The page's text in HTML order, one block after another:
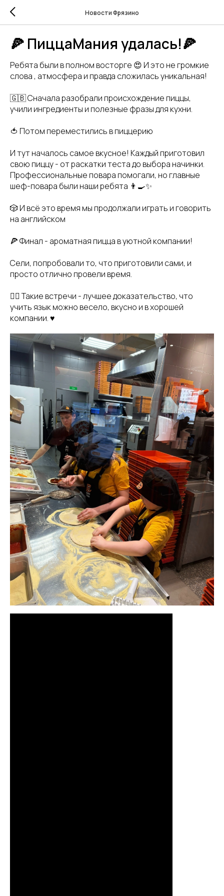
Новости Фрязино
🍕 ПиццаМания удалась!🍕
Ребята были в полном восторге 😍 И это не громкие
слова , атмосфера и правда сложилась уникальная!
🇬🇧 Сначала разобрали происхождение пиццы,
учили ингредиенты и полезные фразы для кухни.
🍅 Потом переместились в пиццерию
И тут началось самое вкусное! Каждый приготовил
свою пиццу - от раскатки теста до выбора начинки.
Профессиональные повара помогали, но главные
шеф-повара были наши ребята 👨‍🍳✨
🎲 И всё это время мы продолжали играть и говорить
на английском
🍕 Финал - ароматная пицца в уютной компании!
Сели, попробовали то, что приготовили сами, и
просто отлично провели время.
👉🏻 Такие встречи - лучшее доказательство, что
учить язык можно весело, вкусно и в хорошей
компании. ♥️